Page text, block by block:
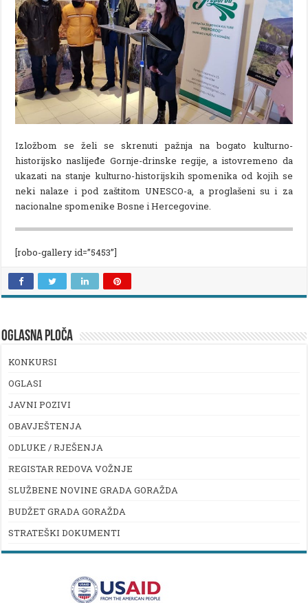
Izložbom se želi se skrenuti pažnja na bogato kulturno-
historijsko naslijeđe Gornje-drinske regije, a istovremeno da
ukazati na stanje kulturno-historijskih spomenika od kojih se
neki nalaze i pod zaštitom UNESCO-a, a proglašeni su i za
nacionalne spomenike Bosne i Hercegovine.
[robo-gallery id=”5453”]
OGLASNA PLOČA
KONKURSI
OGLASI
JAVNI POZIVI
OBAVJEŠTENJA
ODLUKE / RJEŠENJA
REGISTAR REDOVA VOŽNJE
SLUŽBENE NOVINE GRADA GORAŽDA
BUDŽET GRADA GORAŽDA
STRATEŠKI DOKUMENTI